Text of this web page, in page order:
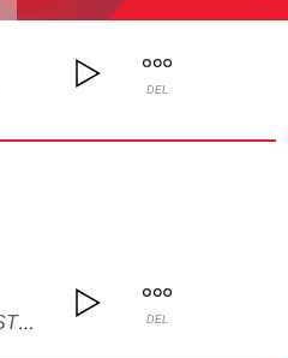
DEL
NAPOLI (FREESTYLE) DEL